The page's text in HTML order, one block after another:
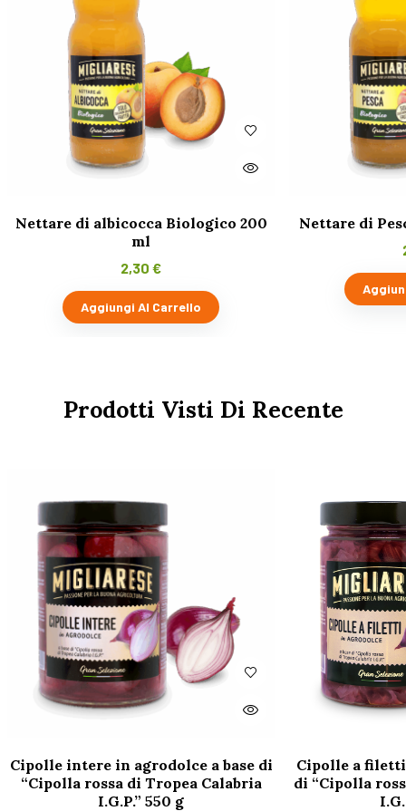
Nettare di albicocca Biologico 200
ml
2,30 €
Aggiungi Al Carrello
Nettare di
Prodotti Visti Di Recente
Cipolle intere in agrodolce a base di
“Cipolla rossa di Tropea Calabria
I.G.P.” 550 g
Cipolle a filetti
di “Cipolla